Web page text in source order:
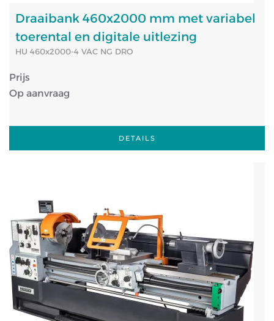
Draaibank 460x2000 mm met variabel
toerental en digitale uitlezing
HU 460x2000-4 VAC NG DRO
Prijs
Op aanvraag
DETAILS